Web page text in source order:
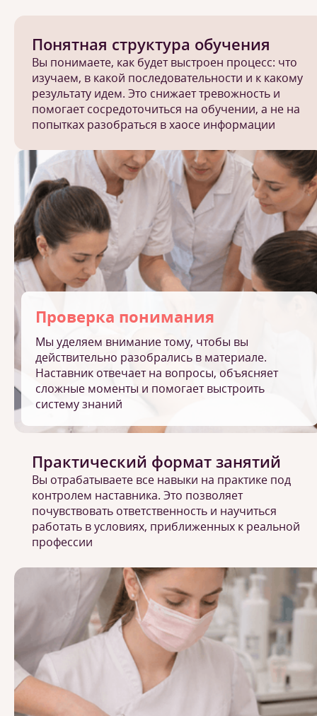
Понятная структура обучения
Вы понимаете, как будет выстроен процесс: что
изучаем, в какой последовательности и к какому
результату идем. Это снижает тревожность и
помогает сосредоточиться на обучении, а не на
попытках разобраться в хаосе информации
Проверка понимания
Мы уделяем внимание тому, чтобы вы
действительно разобрались в материале.
Наставник отвечает на вопросы, объясняет
сложные моменты и помогает выстроить
систему знаний
Практический формат занятий
Вы отрабатываете все навыки на практике под
контролем наставника. Это позволяет
почувствовать ответственность и научиться
работать в условиях, приближенных к реальной
профессии